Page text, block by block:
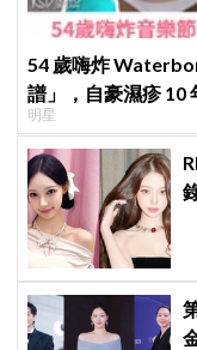
54 歲嗨炸
譜」，自豪濕疹 10
餐
明星